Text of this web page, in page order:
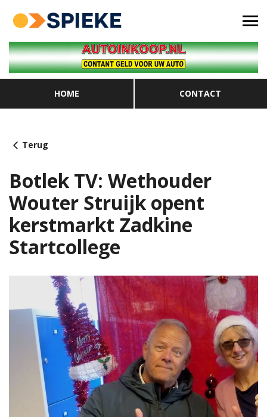
HOME CONTACT
Terug
Botlek TV: Wethouder
Wouter Struijk opent
kerstmarkt Zadkine
Startcollege